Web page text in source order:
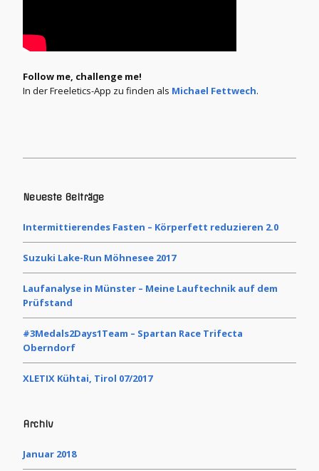
Follow me, challenge me!
In der Freeletics-App zu finden als Michael Fettwech.
Neueste Beiträge
Intermittierendes Fasten – Körperfett reduzieren 2.0
Suzuki Lake-Run Möhnesee 2017
Laufanalyse in Münster – Meine Lauftechnik auf dem
Prüfstand
#3Medals2Days1Team – Spartan Race Trifecta
Oberndorf
XLETIX Kühtai, Tirol 07/2017
Archiv
Januar 2018